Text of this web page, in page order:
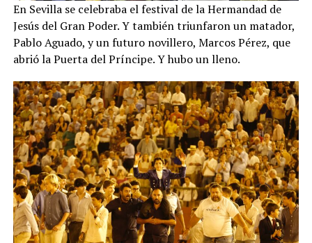
En Sevilla se celebraba el festival de la Hermandad de
Jesús del Gran Poder. Y también triunfaron un matador,
Pablo Aguado, y un futuro novillero, Marcos Pérez, que
abrió la Puerta del Príncipe. Y hubo un lleno.